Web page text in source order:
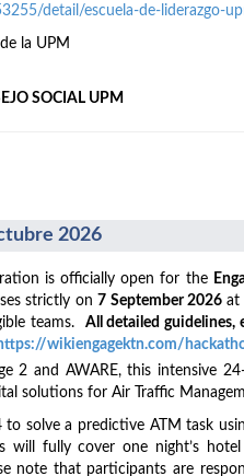
detail/escuela-de-liderazgo-
la UPM
SOCIAL UPM
2026
is officially open for the
strictly on 7 September 2026 at
teams. All detailed
wikiengagektn.com/
2 and AWARE, this intensive
solutions for Air Traffic
solve a predictive ATM task
will fully cover one night’s
note that participants are